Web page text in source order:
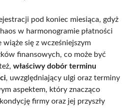
pod koniec miesiąca, gdyż
w harmonogramie płatności
wiąże się z wcześniejszym
finansowych, co może być
właściwy dobór terminu
, uwzględniający ulgi oraz terminy
aspektem, który znacząco
firmy oraz jej przyszły